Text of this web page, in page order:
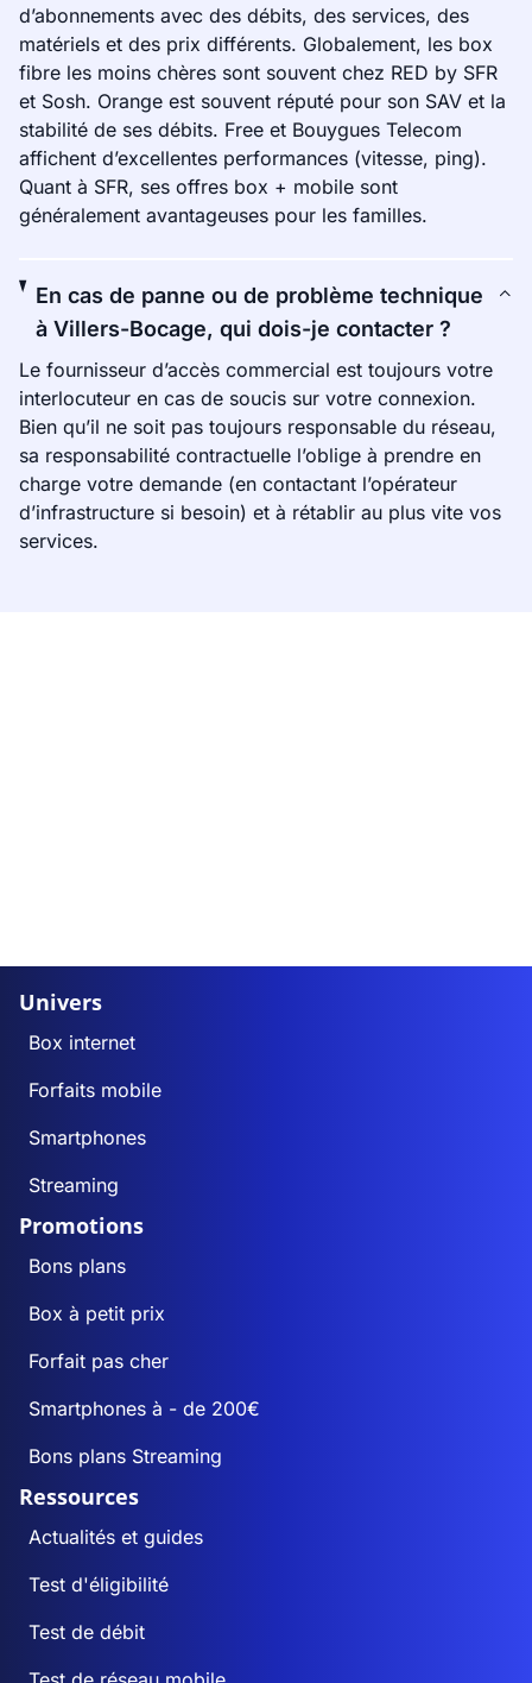
d’abonnements avec des débits, des services, des
matériels et des prix différents. Globalement, les box
fibre les moins chères sont souvent chez RED by SFR
et Sosh. Orange est souvent réputé pour son SAV et la
stabilité de ses débits. Free et Bouygues Telecom
affichent d’excellentes performances (vitesse, ping).
Quant à SFR, ses offres box + mobile sont
généralement avantageuses pour les familles.
En cas de panne ou de problème technique
à Villers-Bocage, qui dois-je contacter ?
Le fournisseur d’accès commercial est toujours votre
interlocuteur en cas de soucis sur votre connexion.
Bien qu’il ne soit pas toujours responsable du réseau,
sa responsabilité contractuelle l’oblige à prendre en
charge votre demande (en contactant l’opérateur
d’infrastructure si besoin) et à rétablir au plus vite vos
services.
Univers
Box internet
Forfaits mobile
Smartphones
Streaming
Promotions
Bons plans
Box à petit prix
Forfait pas cher
Smartphones à - de 200€
Bons plans Streaming
Ressources
Actualités et guides
Test d'éligibilité
Test de débit